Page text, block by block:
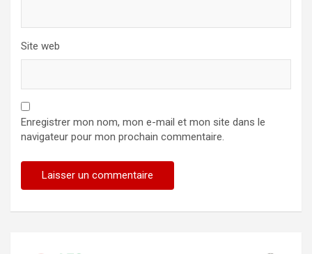
Site web
Enregistrer mon nom, mon e-mail et mon site dans le
navigateur pour mon prochain commentaire.